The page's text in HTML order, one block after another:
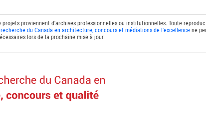
proviennent d'archives professionnelles ou institutionnelles. Toute
du Canada en architecture, concours et médiations de l'excellencene
lors de la prochaine mise à jour.